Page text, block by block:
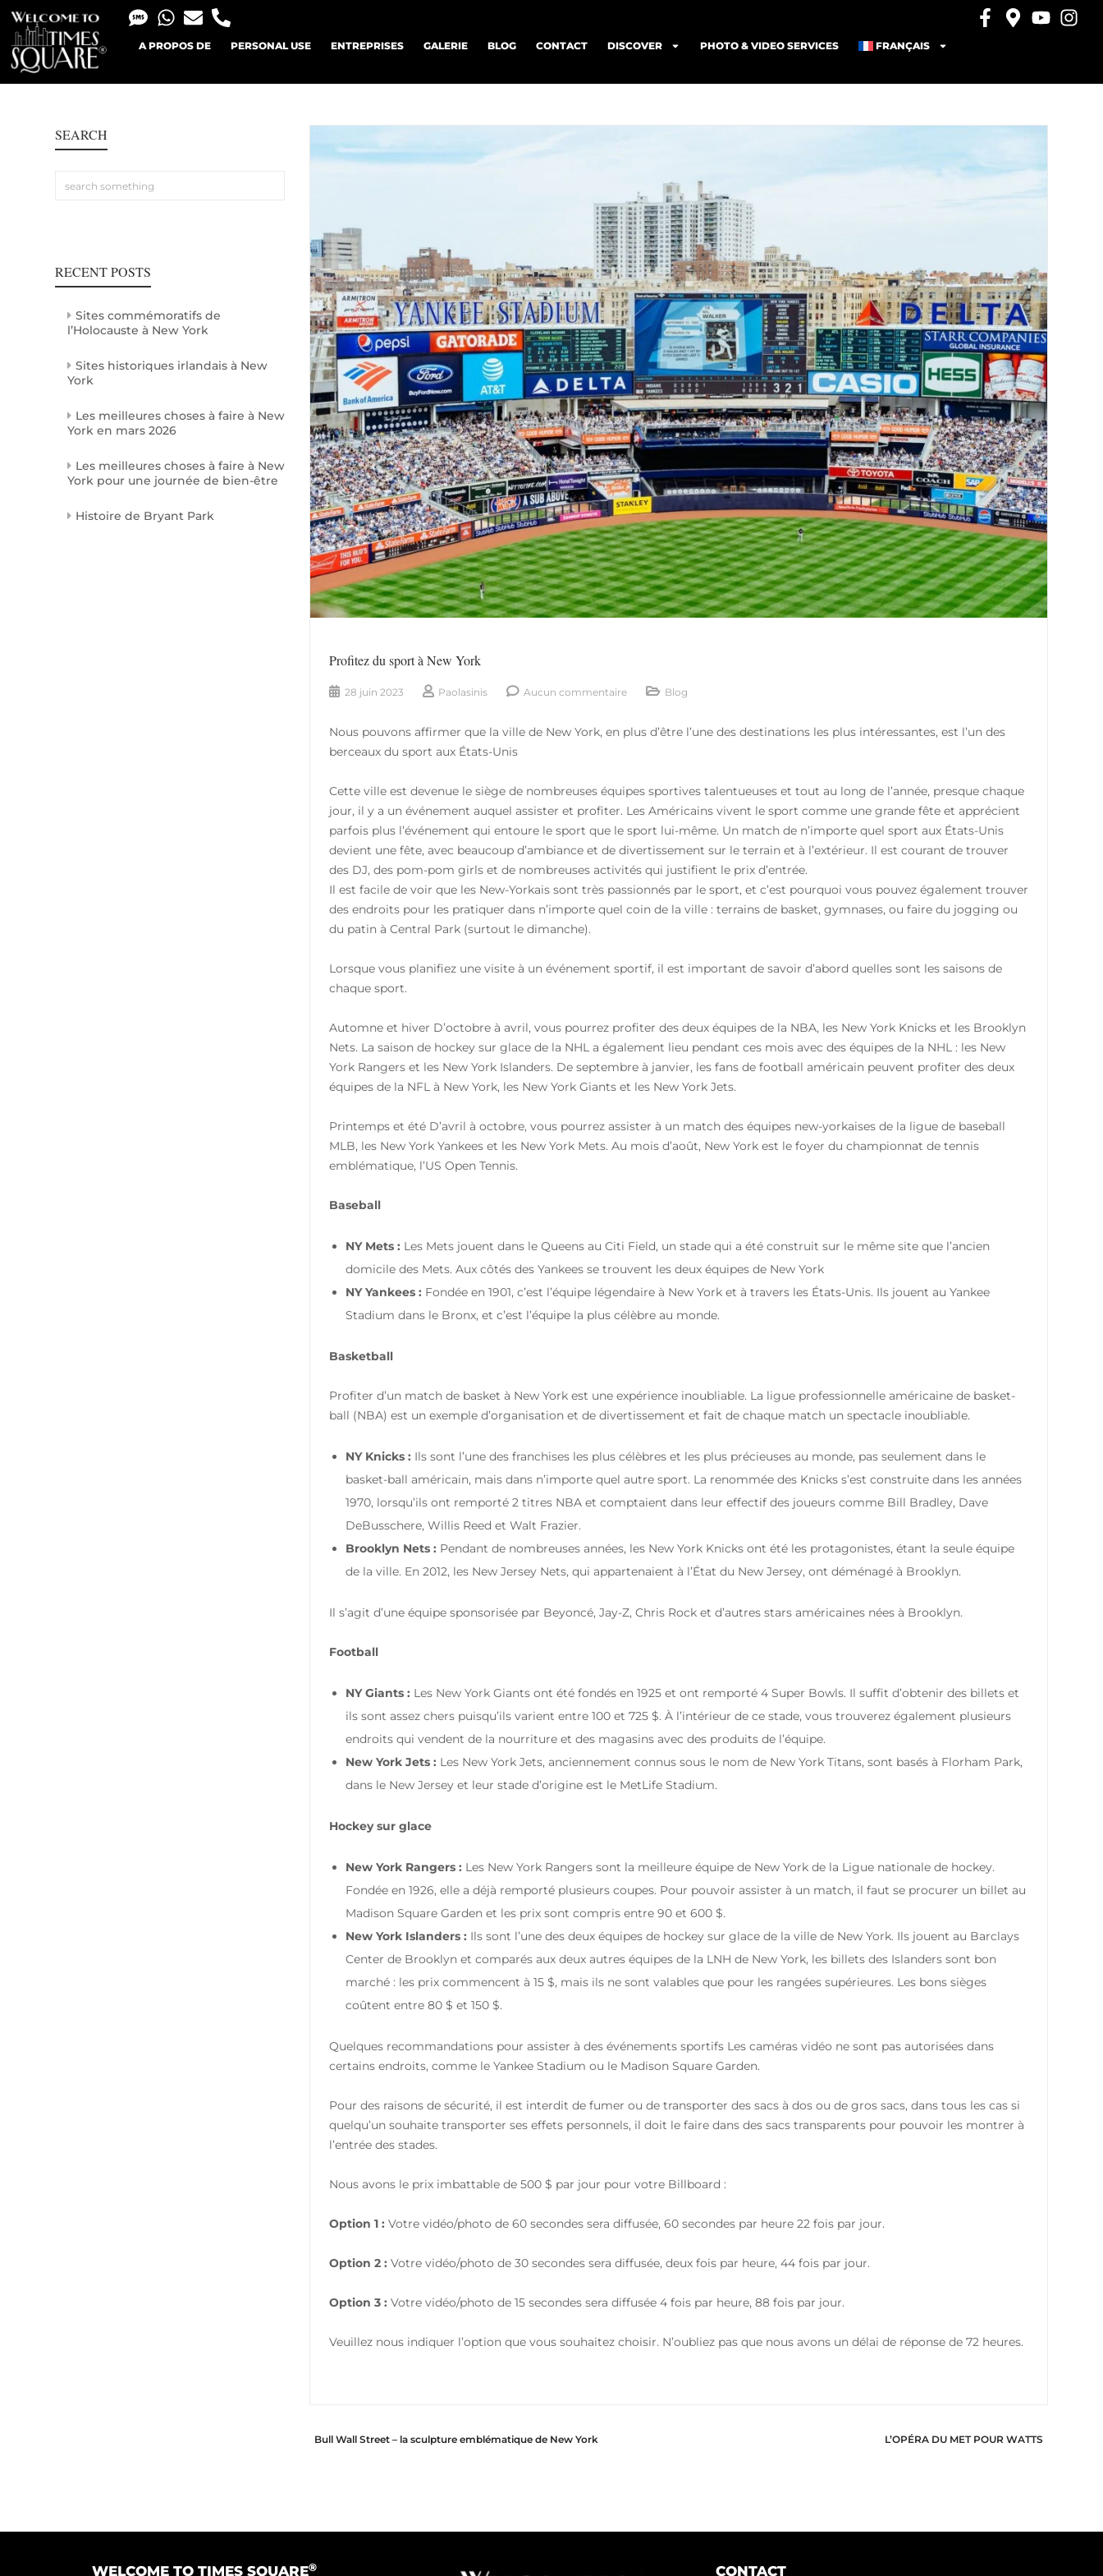
A PROPOS DE PERSONAL USE ENTREPRISES GALERIE BLOG CONTACT DISCOVER PHOTO & VIDEO SERVICES FRANÇAIS
SEARCH
RECENT POSTS
Sites commémoratifs de
l’Holocauste à New York
Sites historiques irlandais à New
York
Les meilleures choses à faire à New
York en mars 2026
Les meilleures choses à faire à New
York pour une journée de bien-être
Histoire de Bryant Park
Profitez du sport à New York
28 juin 2023 Paolasinis Aucun commentaire Blog
Nous pouvons affirmer que la ville de New York, en plus d’être l’une des destinations les plus intéressantes, est l’un des
berceaux du sport aux États-Unis
Cette ville est devenue le siège de nombreuses équipes sportives talentueuses et tout au long de l’année, presque chaque
jour, il y a un événement auquel assister et profiter. Les Américains vivent le sport comme une grande fête et apprécient
parfois plus l’événement qui entoure le sport que le sport lui-même. Un match de n’importe quel sport aux États-Unis
devient une fête, avec beaucoup d’ambiance et de divertissement sur le terrain et à l’extérieur. Il est courant de trouver
des DJ, des pom-pom girls et de nombreuses activités qui justifient le prix d’entrée.
Il est facile de voir que les New-Yorkais sont très passionnés par le sport, et c’est pourquoi vous pouvez également trouver
des endroits pour les pratiquer dans n’importe quel coin de la ville : terrains de basket, gymnases, ou faire du jogging ou
du patin à Central Park (surtout le dimanche).
Lorsque vous planifiez une visite à un événement sportif, il est important de savoir d’abord quelles sont les saisons de
chaque sport.
Automne et hiver D’octobre à avril, vous pourrez profiter des deux équipes de la NBA, les New York Knicks et les Brooklyn
Nets. La saison de hockey sur glace de la NHL a également lieu pendant ces mois avec des équipes de la NHL : les New
York Rangers et les New York Islanders. De septembre à janvier, les fans de football américain peuvent profiter des deux
équipes de la NFL à New York, les New York Giants et les New York Jets.
Printemps et été D’avril à octobre, vous pourrez assister à un match des équipes new-yorkaises de la ligue de baseball
MLB, les New York Yankees et les New York Mets. Au mois d’août, New York est le foyer du championnat de tennis
emblématique, l’US Open Tennis.
Baseball
NY Mets : Les Mets jouent dans le Queens au Citi Field, un stade qui a été construit sur le même site que l’ancien
domicile des Mets. Aux côtés des Yankees se trouvent les deux équipes de New York
NY Yankees : Fondée en 1901, c’est l’équipe légendaire à New York et à travers les États-Unis. Ils jouent au Yankee
Stadium dans le Bronx, et c’est l’équipe la plus célèbre au monde.
Basketball
Profiter d’un match de basket à New York est une expérience inoubliable. La ligue professionnelle américaine de basket-
ball (NBA) est un exemple d’organisation et de divertissement et fait de chaque match un spectacle inoubliable.
NY Knicks : Ils sont l’une des franchises les plus célèbres et les plus précieuses au monde, pas seulement dans le
basket-ball américain, mais dans n’importe quel autre sport. La renommée des Knicks s’est construite dans les années
1970, lorsqu’ils ont remporté 2 titres NBA et comptaient dans leur effectif des joueurs comme Bill Bradley, Dave
DeBusschere, Willis Reed et Walt Frazier.
Brooklyn Nets : Pendant de nombreuses années, les New York Knicks ont été les protagonistes, étant la seule équipe
de la ville. En 2012, les New Jersey Nets, qui appartenaient à l’État du New Jersey, ont déménagé à Brooklyn.
Il s’agit d’une équipe sponsorisée par Beyoncé, Jay-Z, Chris Rock et d’autres stars américaines nées à Brooklyn.
Football
NY Giants : Les New York Giants ont été fondés en 1925 et ont remporté 4 Super Bowls. Il suffit d’obtenir des billets et
ils sont assez chers puisqu’ils varient entre 100 et 725 $. À l’intérieur de ce stade, vous trouverez également plusieurs
endroits qui vendent de la nourriture et des magasins avec des produits de l’équipe.
New York Jets : Les New York Jets, anciennement connus sous le nom de New York Titans, sont basés à Florham Park,
dans le New Jersey et leur stade d’origine est le MetLife Stadium.
Hockey sur glace
New York Rangers : Les New York Rangers sont la meilleure équipe de New York de la Ligue nationale de hockey.
Fondée en 1926, elle a déjà remporté plusieurs coupes. Pour pouvoir assister à un match, il faut se procurer un billet au
Madison Square Garden et les prix sont compris entre 90 et 600 $.
New York Islanders : Ils sont l’une des deux équipes de hockey sur glace de la ville de New York. Ils jouent au Barclays
Center de Brooklyn et comparés aux deux autres équipes de la LNH de New York, les billets des Islanders sont bon
marché : les prix commencent à 15 $, mais ils ne sont valables que pour les rangées supérieures. Les bons sièges
coûtent entre 80 $ et 150 $.
Quelques recommandations pour assister à des événements sportifs Les caméras vidéo ne sont pas autorisées dans
certains endroits, comme le Yankee Stadium ou le Madison Square Garden.
Pour des raisons de sécurité, il est interdit de fumer ou de transporter des sacs à dos ou de gros sacs, dans tous les cas si
quelqu’un souhaite transporter ses effets personnels, il doit le faire dans des sacs transparents pour pouvoir les montrer à
l’entrée des stades.
Nous avons le prix imbattable de 500 $ par jour pour votre Billboard :
Option 1 : Votre vidéo/photo de 60 secondes sera diffusée, 60 secondes par heure 22 fois par jour.
Option 2 : Votre vidéo/photo de 30 secondes sera diffusée, deux fois par heure, 44 fois par jour.
Option 3 : Votre vidéo/photo de 15 secondes sera diffusée 4 fois par heure, 88 fois par jour.
Veuillez nous indiquer l’option que vous souhaitez choisir. N’oubliez pas que nous avons un délai de réponse de 72 heures.
Bull Wall Street – la sculpture emblématique de New York L’OPÉRA DU MET POUR WATTS
WELCOME TO TIMES SQUARE® CONTACT